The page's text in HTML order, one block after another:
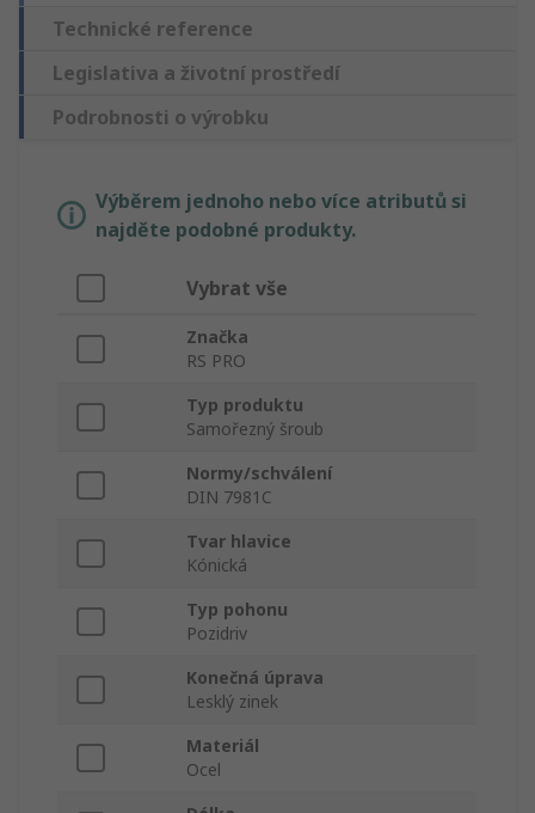
Technické reference
Legislativa a životní prostředí
Podrobnosti o výrobku
Výběrem jednoho nebo více atributů si
najděte podobné produkty.
Vybrat vše
Značka
RS PRO
Typ produktu
Samořezný šroub
Normy/schválení
DIN 7981C
Tvar hlavice
Kónická
Typ pohonu
Pozidriv
Konečná úprava
Lesklý zinek
Materiál
Ocel